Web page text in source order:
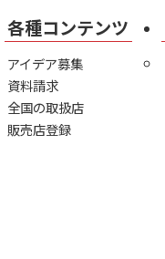
各種コンテンツ
アイデア募集
資料請求
全国の取扱店
販売店登録